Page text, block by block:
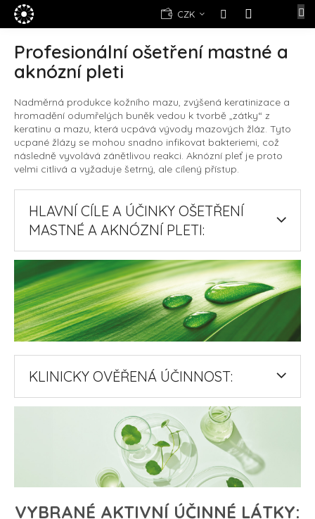
Přejít
obsah
CZK
NÁKUPNÍ
KOŠÍK
E-
shop
Kosmetika
Yellow
Rose
(d)epilace
Alexandria
Professional
Nová
registrace
produkty
Značky
(CZK)
Přihlášení
Profesionální ošetření mastné a
aknózní pleti
Nadměrná produkce kožního mazu, zvýšená keratinizace a
hromadění odumřelých buněk vedou k tvorbě „zátky“ z
keratinu a mazu, která ucpává vývody mazových žláz. Tyto
ucpané žlázy se mohou snadno infikovat bakteriemi, což
následně vyvolává zánětlivou reakci. Aknózní pleť je proto
velmi citlivá a vyžaduje šetrný, ale cílený přístup.
HLAVNÍ CÍLE A ÚČINKY OŠETŘENÍ
MASTNÉ A AKNÓZNÍ PLETI:
KLINICKY OVĚŘENÁ ÚČINNOST:
VYBRANÉ AKTIVNÍ ÚČINNÉ LÁTKY: